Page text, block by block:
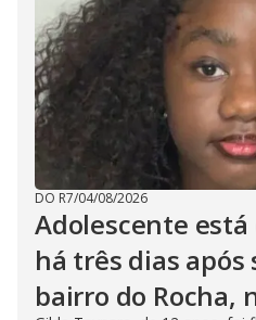
DO R7/04/08/2026
Adolescente
há três dias após
bairro do Rocha,